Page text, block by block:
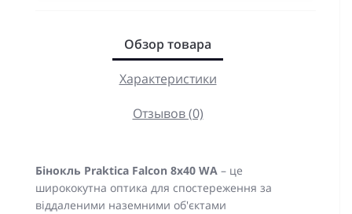
Обзор товара
Характеристики
Отзывов (0)
Бінокль Praktica Falcon 8x40 WA – це
ширококутна оптика для спостереження за
віддаленими наземними об'єктами